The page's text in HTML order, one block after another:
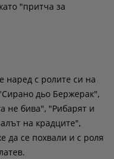
"притча за
наред с ролите си на
дьо Бержерак",
не бива", "Рибарят и
на крадците",
да се похвали и с роля